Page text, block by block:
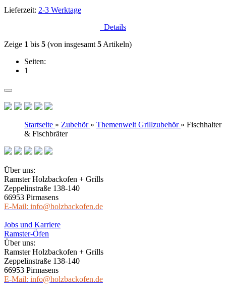
Lieferzeit: 2-3 Werktage
Details
Zeige 1 bis 5 (von insgesamt 5 Artikeln)
Seiten:
1
Startseite » Zubehör » Themenwelt Grillzubehör » Fischhalter
& Fischbräter
Über uns:
Ramster Holzbackofen + Grills
Zeppelinstraße 138-140
66953 Pirmasens
E-Mail: info@holzbackofen.de
Jobs und Karriere
Ramster-Öfen
Über uns:
Ramster Holzbackofen + Grills
Zeppelinstraße 138-140
66953 Pirmasens
E-Mail: info@holzbackofen.de